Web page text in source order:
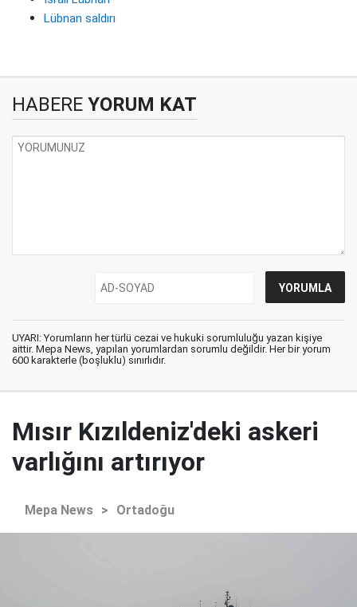
Lübnan saldırı
HABERE YORUM KAT
UYARI: Yorumların her türlü cezai ve hukuki sorumluluğu yazan kişiye
aittir. Mepa News, yapılan yorumlardan sorumlu değildir. Her bir yorum
600 karakterle (boşluklu) sınırlıdır.
Mısır Kızıldeniz'deki askeri
varlığını artırıyor
Mepa News > Ortadoğu